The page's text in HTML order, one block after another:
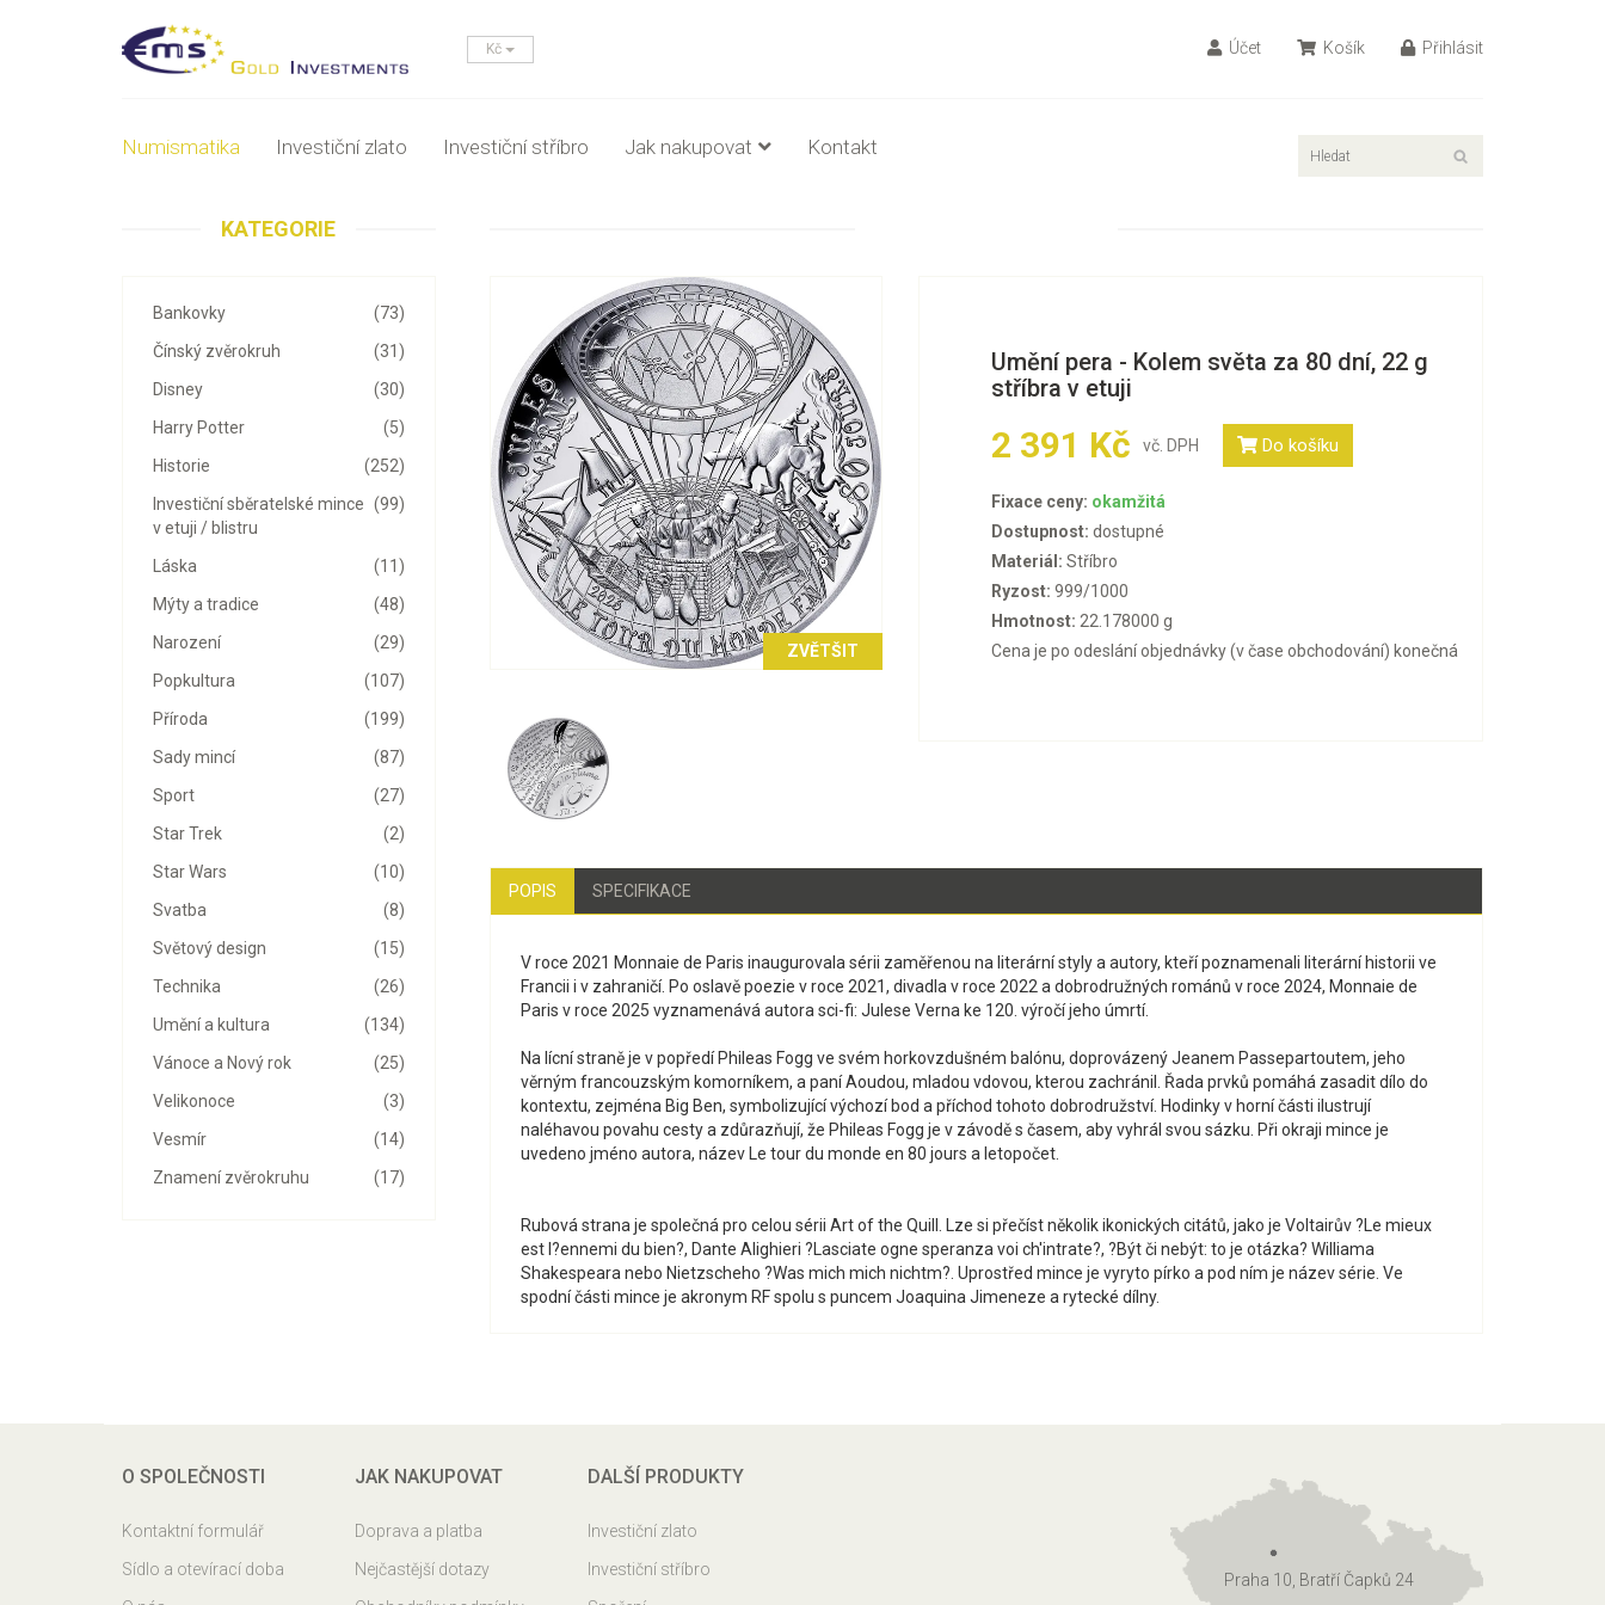
Kč Účet Košík Přihlásit
Numismatika Investiční zlato Investiční stříbro Jak nakupovat Kontakt
KATEGORIE
(73)
Bankovky
(31)
Čínský zvěrokruh
(30)
Disney
(5)
Harry Potter
(252)
Historie
(99)
Investiční sběratelské mince
v etuji / blistru
(11)
Láska
(48)
Mýty a tradice
(29)
Narození
(107)
Popkultura
(199)
Příroda
(87)
Sady mincí
(27)
Sport
(2)
Star Trek
(10)
Star Wars
(8)
Svatba
(15)
Světový design
(26)
Technika
(134)
Umění a kultura
(25)
Vánoce a Nový rok
(3)
Velikonoce
(14)
Vesmír
(17)
Znamení zvěrokruhu
ZVĚTŠIT
Umění pera - Kolem světa za 80 dní, 22 g
stříbra v etuji
2 391 Kč vč. DPH Do košíku
Fixace ceny: okamžitá
Dostupnost: dostupné
Materiál: Stříbro
Ryzost: 999/1000
Hmotnost: 22.178000 g
Cena je po odeslání objednávky (v čase obchodování) konečná
POPIS SPECIFIKACE
V roce 2021 Monnaie de Paris inaugurovala sérii zaměřenou na literární styly a autory, kteří poznamenali literární historii ve
Francii i v zahraničí. Po oslavě poezie v roce 2021, divadla v roce 2022 a dobrodružných románů v roce 2024, Monnaie de
Paris v roce 2025 vyznamenává autora sci-fi: Julese Verna ke 120. výročí jeho úmrtí.
Na lícní straně je v popředí Phileas Fogg ve svém horkovzdušném balónu, doprovázený Jeanem Passepartoutem, jeho
věrným francouzským komorníkem, a paní Aoudou, mladou vdovou, kterou zachránil. Řada prvků pomáhá zasadit dílo do
kontextu, zejména Big Ben, symbolizující výchozí bod a příchod tohoto dobrodružství. Hodinky v horní části ilustrují
naléhavou povahu cesty a zdůrazňují, že Phileas Fogg je v závodě s časem, aby vyhrál svou sázku. Při okraji mince je
uvedeno jméno autora, název Le tour du monde en 80 jours a letopočet.
Rubová strana je společná pro celou sérii Art of the Quill. Lze si přečíst několik ikonických citátů, jako je Voltairův ?Le mieux
est l?ennemi du bien?, Dante Alighieri ?Lasciate ogne speranza voi ch'intrate?, ?Být či nebýt: to je otázka? Williama
Shakespeara nebo Nietzscheho ?Was mich mich nichtm?. Uprostřed mince je vyryto pírko a pod ním je název série. Ve
spodní části mince je akronym RF spolu s puncem Joaquina Jimeneze a rytecké dílny.
O SPOLEČNOSTI
Kontaktní formulář
Sídlo a otevírací doba
JAK NAKUPOVAT
Doprava a platba
Nejčastější dotazy
DALŠÍ PRODUKTY
Investiční zlato
Investiční stříbro
Praha 10, Bratří Čapků 24